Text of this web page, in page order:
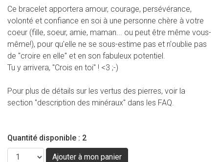
Ce bracelet apportera amour, courage, persévérance,
volonté et confiance en soi à une personne chère à votre
coeur (fille, soeur, amie, maman... ou peut être même vous-
même!), pour qu'elle ne se sous-estime pas et n'oublie pas
de "croire en elle" et en son fabuleux potentiel.
Tu y arrivera, "Crois en toi" ! <3 ;-)
Pour plus de détails sur les vertus des pierres, voir la
section "description des minéraux" dans les FAQ.
Quantité disponible : 2